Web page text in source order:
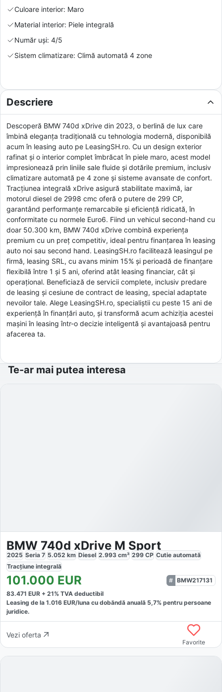
Culoare interior: Maro
Material interior: Piele integrală
Număr uși: 4/5
Sistem climatizare: Climă automată 4 zone
Descriere
Descoperă BMW 740d xDrive din 2023, o berlină de lux care
îmbină eleganța tradițională cu tehnologia modernă, disponibilă
acum în leasing auto pe LeasingSH.ro. Cu un design exterior
rafinat și o interior complet îmbrăcat în piele maro, acest model
impresionează prin liniile sale fluide și dotările premium, inclusiv
climatizare automată pe 4 zone și sisteme avansate de confort.
Tracțiunea integrală xDrive asigură stabilitate maximă, iar
motorul diesel de 2998 cmc oferă o putere de 299 CP,
garantând performanțe remarcabile și eficiență ridicată, în
conformitate cu normele Euro6. Fiind un vehicul second-hand cu
doar 50.300 km, BMW 740d xDrive combină experiența
premium cu un preț competitiv, ideal pentru finanțarea în leasing
auto noi sau second hand. LeasingSH.ro facilitează leasingul pe
firmă, leasing SRL, cu avans minim 15% și perioadă de finanțare
flexibilă între 1 și 5 ani, oferind atât leasing financiar, cât și
operațional. Beneficiază de servicii complete, inclusiv predare
de leasing și cesiune de contract de leasing, special adaptate
nevoilor tale. Alege LeasingSH.ro, specialiștii cu peste 15 ani de
experiență în finanțări auto, și transformă acum achiziția acestei
mașini în leasing într-o decizie inteligentă și avantajoasă pentru
afacerea ta.
Te-ar mai putea interesa
BMW 740d xDrive M Sport
2025 Seria 7 5.052 km Diesel 2.993 cm³ 299 CP Cutie automată
Tracțiune integrală
101.000 EUR
BMW217131
83.471 EUR + 21% TVA deductibil
Leasing de la 1.016 EUR/luna cu dobăndă anuală 5,7% pentru persoane
juridice.
Vezi oferta
Favorite